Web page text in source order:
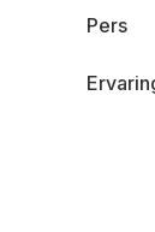
Pers